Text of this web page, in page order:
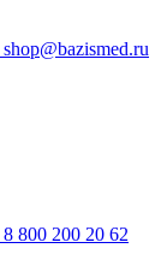
shop@bazismed.ru
8 800 200 20 62